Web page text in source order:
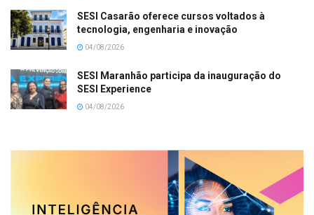
SESI Casarão oferece cursos voltados à
tecnologia, engenharia e inovação
04/08/2026
SESI Maranhão participa da inauguração do
SESI Experience
04/08/2026